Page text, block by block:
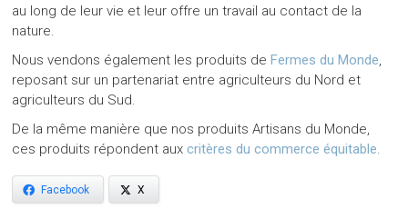
au long de leur vie et leur offre un travail au contact de la
nature.
Nous vendons également les produits deFermes du Monde,
reposant sur un partenariat entre agriculteurs du Nord et
agriculteurs du Sud.
De la même manière que nos produits Artisans du Monde,
ces produits répondent auxcritères du commerce équitable.
Facebook X